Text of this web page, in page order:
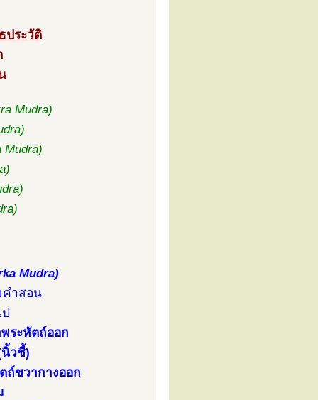
ประวัติ
Mudra)
Mudra)
Mudra)
คำสอน
ระหัตถ์ออก
วชี้)
ถ์ขวากางออก